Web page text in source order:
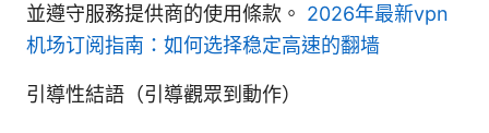
並遵守服務提供商的使用條款。 2026年最新vpn
机场订阅指南：如何选择稳定高速的翻墙
引導性結語（引導觀眾到動作）